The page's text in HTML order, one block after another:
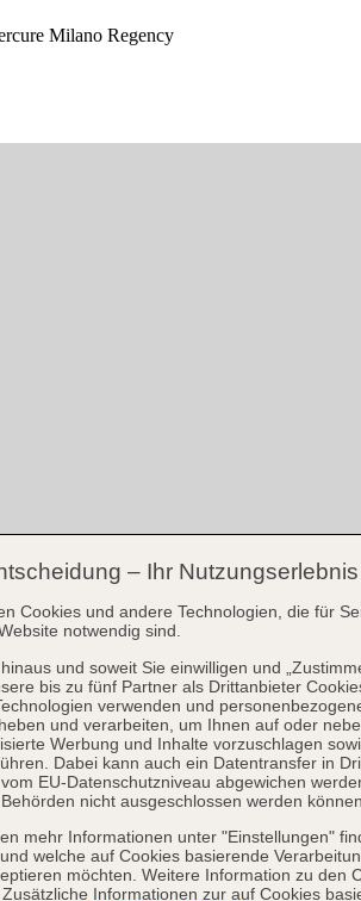
– Ihr
Cookies und andere Technologien, die für
notwendig sind.
und soweit Sie einwilligen und
bis zu fünf Partner als Drittanbieter
verwenden und
und verarbeiten, um Ihnen auf oder
Werbung und Inhalte vorzuschlagen
Dabei kann auch ein Datentransfer in
EU-Datenschutzniveau abgewichen
nicht ausgeschlossen werden können.
mehr Informationen unter "Einstellungen"
welche auf Cookies basierende
möchten. Weitere Information zu den
. Zusätzliche Informationen zur auf Cookies